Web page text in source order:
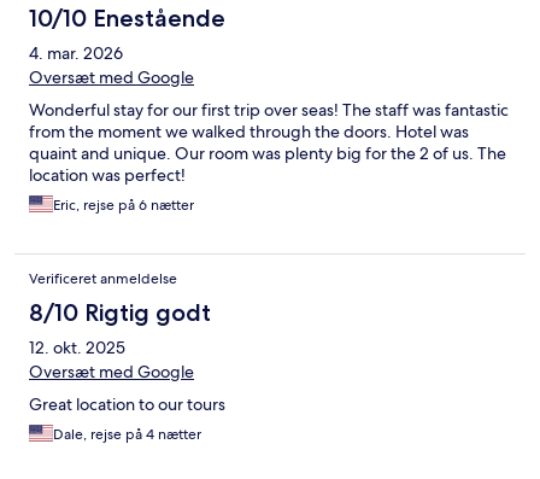
10/10 Enestående
4. mar. 2026
Oversæt med Google
Wonderful stay for our first trip over seas! The staff was fantastic
from the moment we walked through the doors. Hotel was
quaint and unique. Our room was plenty big for the 2 of us. The
location was perfect!
Eric, rejse på 6 nætter
Verificeret anmeldelse
8/10 Rigtig godt
12. okt. 2025
Oversæt med Google
Great location to our tours
Dale, rejse på 4 nætter